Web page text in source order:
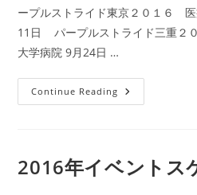
ープルストライド東京２０１６
11日 パープルストライド三重２
大学病院 9月24日 …
Continue Reading 2016
イ
レ
ン
ダ
2016年イベントス